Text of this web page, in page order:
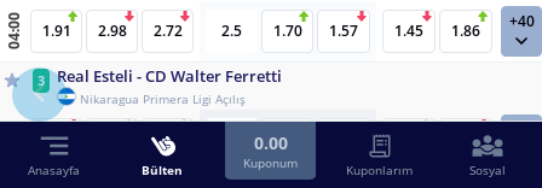
04:00 1.91 2.98 2.72 2.5 1.70 1.57 1.45 1.86 +40
3 Real Esteli - CD Walter Ferretti
Nikaragua Primera Ligi Açılış
1.24 6.45 1.76 1.55
Anasayfa Bülten
0.00
Kuponum Kuponlarım Sosyal